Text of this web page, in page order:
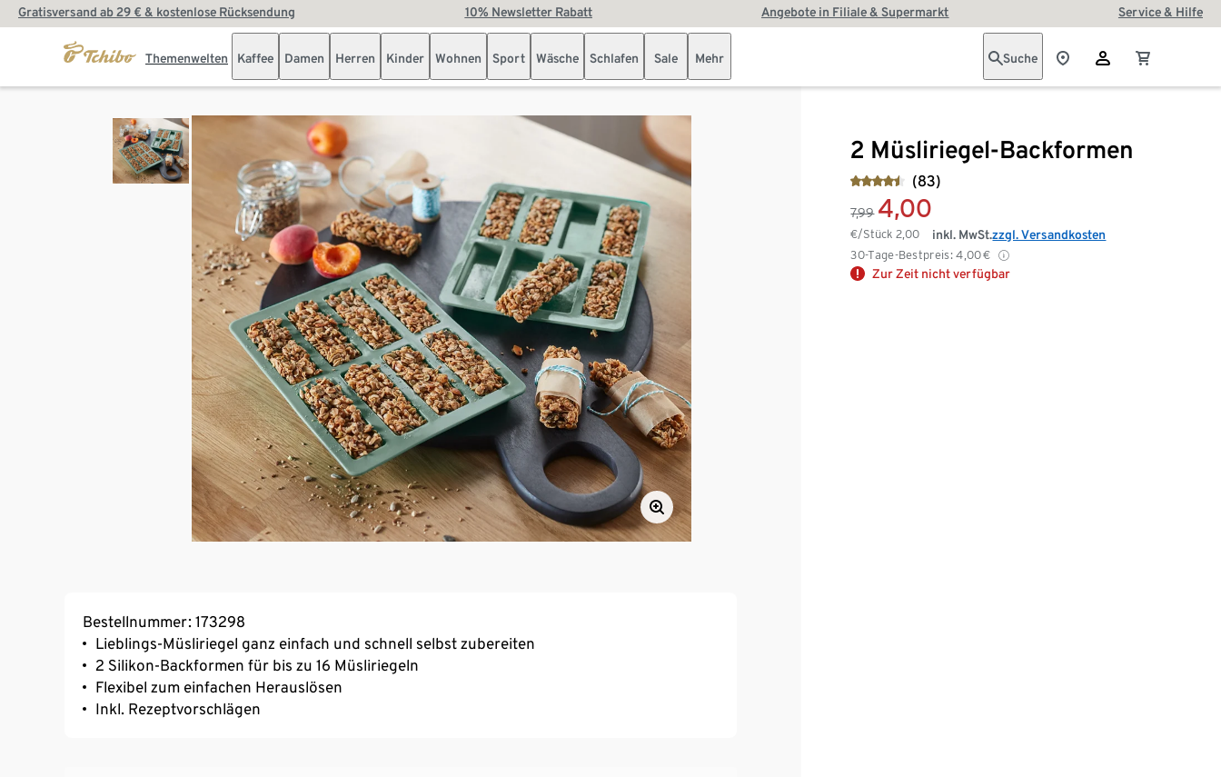
Gratisversand ab 29 € & kostenlose Rücksendung 10% Newsletter Rabatt Angebote in Filiale & Supermarkt Service & Hilfe
Themenwelten Kaffee Damen Herren Kinder Wohnen Sport Wäsche Schlafen Sale Mehr Suche
2 Müsliriegel-Backformen
(83)
7,99 4,00
€/Stück2,00
30-Tage-Bestpreis: 4,00€
inkl. MwSt.zzgl. Versandkosten
Zur Zeit nicht verfügbar
Bestellnummer: 173298
Lieblings-Müsliriegel ganz einfach und schnell selbst zubereiten
2 Silikon-Backformen für bis zu 16 Müsliriegeln
Flexibel zum einfachen Herauslösen
Inkl. Rezeptvorschlägen